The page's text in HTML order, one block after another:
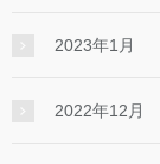
2023年1月
2022年12月